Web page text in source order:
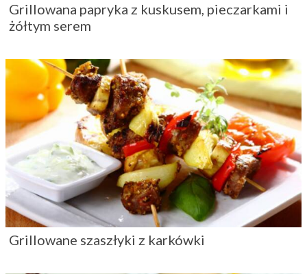
Grillowana papryka z kuskusem, pieczarkami i
żółtym serem
Grillowane szaszłyki z karkówki